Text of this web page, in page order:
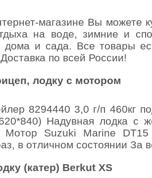
магазине Вы можете
на воде, зимние и
дома и сада. Все товары
по всей России!
лодку с мотором
8294440 3,0 г/п 460кг
Надувная лодка с
Мотор Suzuki Marine
в отличном состоянии За
(катер) Berkut XS